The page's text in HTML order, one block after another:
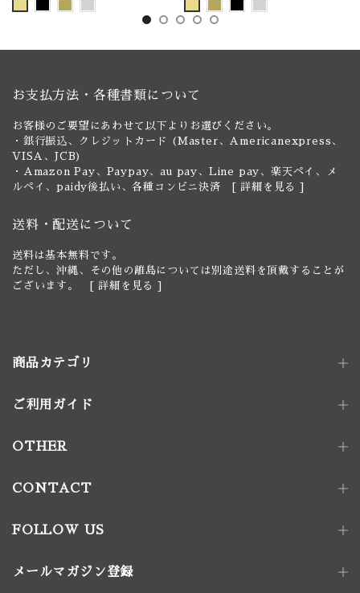
お支払方法・各種書類について
お客様のご要望にあわせて以下よりお選びください。
・銀行振込、クレジットカード (Master、Americanexpress、
VISA、JCB)
・Amazon Pay、Paypay、au pay、Line pay、楽天ペイ、メ
ルペイ、paidy後払い、各種コンビニ決済 [ 詳細を見る
送料・配送について
送料は基本無料です。
ただし、沖縄、その他の離島については別途送料を頂戴することが
ございます。 [ 詳細を見る
商品カテゴリ
照明器具
ペンダントライト｜多灯
ご利用ガイド
OTHER
CONTACT
FOLLOW US
メールマガジン登録